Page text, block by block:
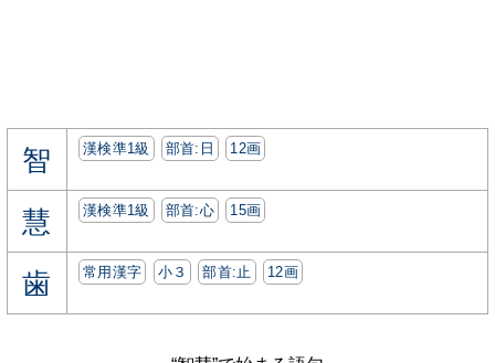
智 漢検準1級 部首:⽇ 12画
慧 漢検準1級 部首:⼼ 15画
歯 常用漢字 小３ 部首:⽌ 12画